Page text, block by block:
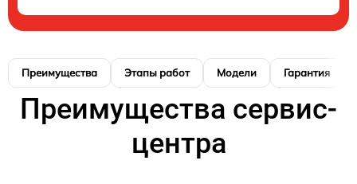
Преимущества Этапы работ Модели Гарантия
Преимущества сервис-
центра